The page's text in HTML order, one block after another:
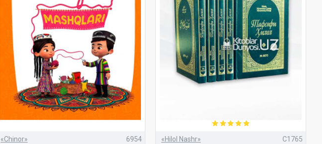
«Chinor» 6954 «Hilol Nashr» C1765